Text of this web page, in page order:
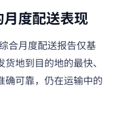
度配送表现
合月度配送报告仅基
地到目的地的最快、
确可靠，仍在运输中的